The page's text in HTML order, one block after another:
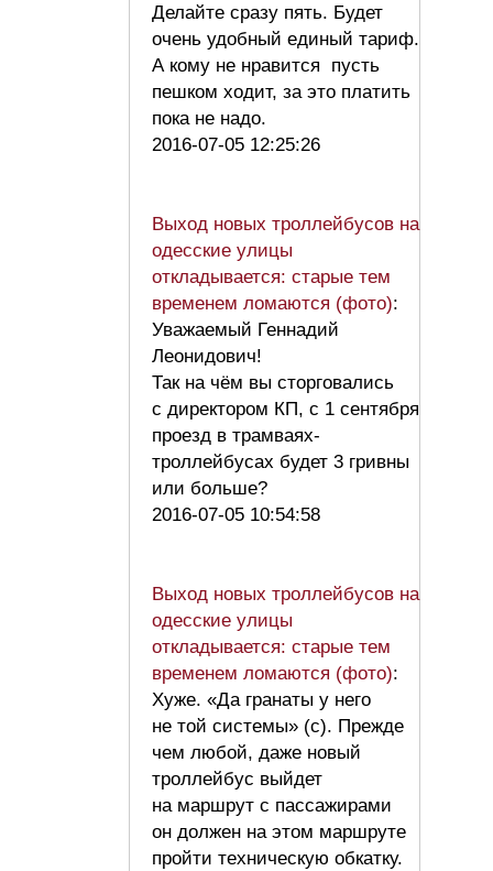
Делайте сразу пять. Будет
очень удобный единый тариф.
А кому не нравится пусть
пешком ходит, за это платить
пока не надо.
2016-07-05 12:25:26
Выход новых троллейбусов на
одесские улицы
откладывается: старые тем
временем ломаются (фото):
Уважаемый Геннадий
Леонидович!
Так на чём вы сторговались
с директором КП, с 1 сентября
проезд в трамваях-
троллейбусах будет 3 гривны
или больше?
2016-07-05 10:54:58
Выход новых троллейбусов на
одесские улицы
откладывается: старые тем
временем ломаются (фото):
Хуже. «Да гранаты у него
не той системы» (с). Прежде
чем любой, даже новый
троллейбус выйдет
на маршрут с пассажирами
он должен на этом маршруте
пройти техническую обкатку.